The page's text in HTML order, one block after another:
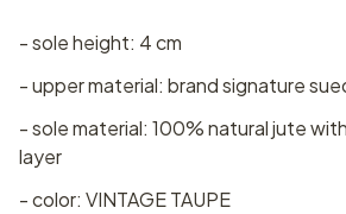
- sole height: 4 cm
- upper material: brand signature
- sole material: 100% natural jute
layer
- color: VINTAGE TAUPE